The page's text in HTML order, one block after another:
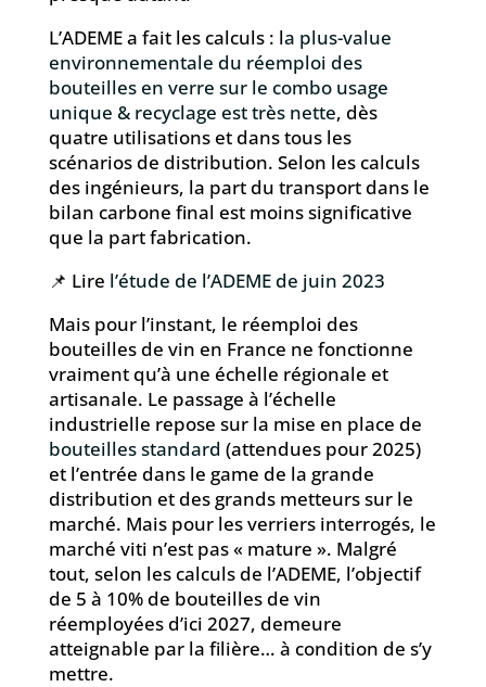
L’ADEME a fait les calculs : la plus-value
environnementale du réemploi des
bouteilles en verre sur le combo usage
unique & recyclage est très nette, dès
quatre utilisations et dans tous les
scénarios de distribution. Selon les calculs
des ingénieurs, la part du transport dans le
bilan carbone final est moins significative
que la part fabrication.
📌 Lire l’étude de l’ADEME de juin 2023
Mais pour l’instant, le réemploi des
bouteilles de vin en France ne fonctionne
vraiment qu’à une échelle régionale et
artisanale. Le passage à l’échelle
industrielle repose sur la mise en place de
bouteilles standard (attendues pour 2025)
et l’entrée dans le game de la grande
distribution et des grands metteurs sur le
marché. Mais pour les verriers interrogés, le
marché viti n’est pas « mature ». Malgré
tout, selon les calculs de l’ADEME, l’objectif
de 5 à 10% de bouteilles de vin
réemployées d’ici 2027, demeure
atteignable par la filière… à condition de s’y
mettre.